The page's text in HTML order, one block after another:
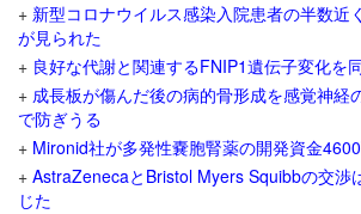
+ 新型コロナウイルス感染入院患者の半数近
が見られた
+ 良好な代謝と関連するFNIP1遺伝子変化を
+ 成長板が傷んだ後の病的骨形成を感覚神経
で防ぎうる
+ Mironid社が多発性嚢胞腎薬の開発資金
+ AstraZenecaとBristol Myers Squibbの交渉
じた